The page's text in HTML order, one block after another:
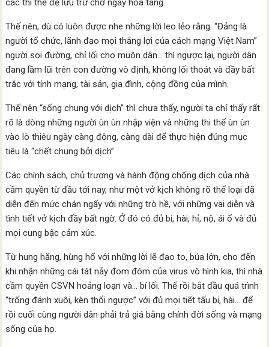
các thi thể để lưu trữ chờ ngày hỏa táng.
Thế nên, dù có luôn được nhe những lời leo lẻo rằng: “Đảng là
người tổ chức, lãnh đạo mọi thắng lợi của cách mạng Việt Nam”
người soi đường, chỉ lối cho muôn dân… thì ngược lại, người dân
đang lầm lũi trên con đường vô định, không lối thoát và đầy bất
trắc với tính mạng, tài sản, gia đình, cộng đồng của mình.
Thế nên “sống chung với dịch” thì chưa thấy, người ta chỉ thấy rất
rõ là dòng những người ùn ùn nhập viện và những thi thể ùn ùn
vào lò thiêu ngày càng đông, càng dài để thực hiện đúng mục
tiêu là “chết chung bởi dịch”.
Các chính sách, chủ trương và hành động chống dịch của nhà
cầm quyền từ đầu tới nay, như một vở kịch không rõ thể loại đã
diễn đến mức chán ngấy với những trò hề, với những vai diễn và
tình tiết vở kịch đầy bất ngờ. Ở đó có đủ bi, hài, hỉ, nộ, ái ố và đủ
mọi cung bậc cảm xúc.
Từ hung hăng, hùng hổ với những lời lẽ đao to, búa lớn, cho đến
khi nhận những cái tát nảy đom đóm của virus vô hình kia, thì nhà
cầm quyền CSVN hoảng loạn và… bí lối. Thế rồi bắt đầu quá trình
“trống đánh xuôi, kèn thổi ngược” với đủ mọi tiết tấu bi, hài… để
rồi cuối cùng người dân phải trả giá bằng chính đời sống và mạng
sống của họ.